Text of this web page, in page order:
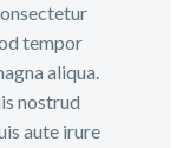
tempor
aliqua.
nostrud
aute irure